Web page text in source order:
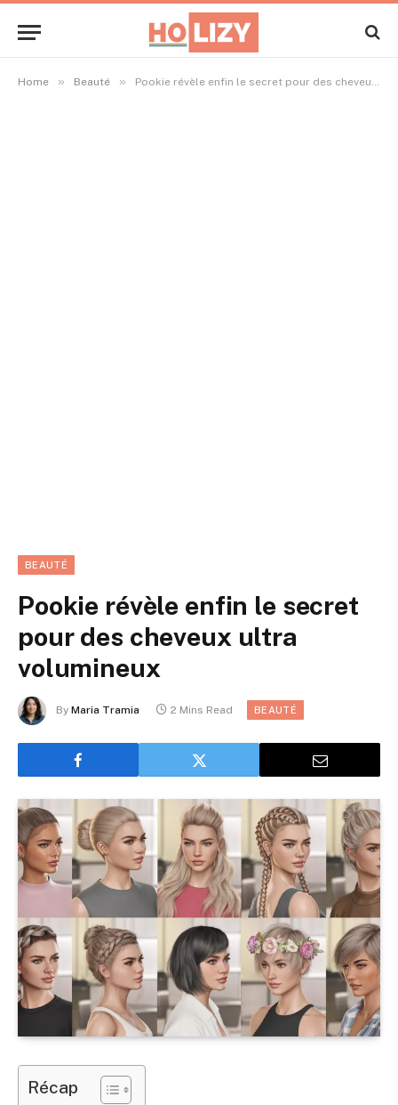
Home » Beauté » Pookie révèle enfin le secret pour des cheveux ultra volumineux
BEAUTÉ
Pookie révèle enfin le secret
pour des cheveux ultra
volumineux
By Maria Tramia 2 Mins Read BEAUTÉ
Récap